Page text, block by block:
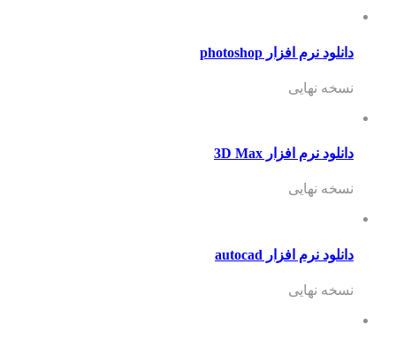
دانلود نرم افزار photoshop
نسخه نهایی
دانلود نرم افزار 3D Max
نسخه نهایی
دانلود نرم افزار autocad
نسخه نهایی